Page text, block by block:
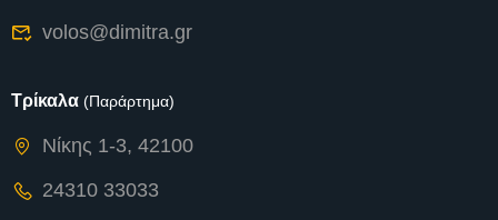
volos@dimitra.gr
Τρίκαλα (Παράρτημα)
Νίκης 1-3, 42100
24310 33033